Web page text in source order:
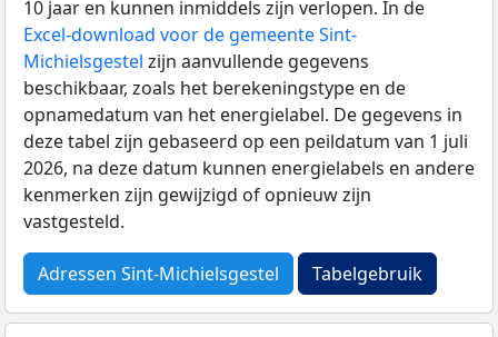
10 jaar en kunnen inmiddels zijn verlopen. In de
Excel-download voor de gemeente Sint-
Michielsgestel zijn aanvullende gegevens
beschikbaar, zoals het berekeningstype en de
opnamedatum van het energielabel. De gegevens in
deze tabel zijn gebaseerd op een peildatum van 1 juli
2026, na deze datum kunnen energielabels en andere
kenmerken zijn gewijzigd of opnieuw zijn
vastgesteld.
Adressen Sint-Michielsgestel Tabelgebruik